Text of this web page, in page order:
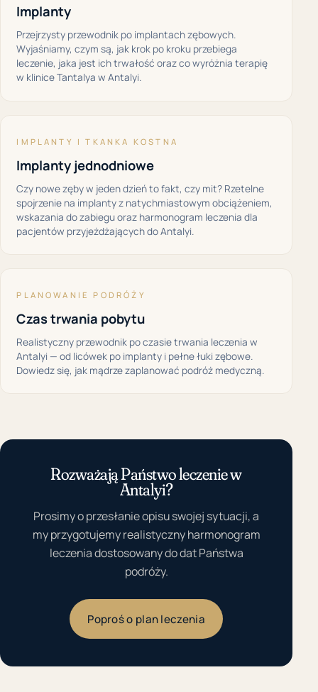
Implanty
Przejrzysty przewodnik po implantach zębowych.
Wyjaśniamy, czym są, jak krok po kroku przebiega
leczenie, jaka jest ich trwałość oraz co wyróżnia terapię
w klinice Tantalya w Antalyi.
IMPLANTY I TKANKA KOSTNA
Implanty jednodniowe
Czy nowe zęby w jeden dzień to fakt, czy mit? Rzetelne
spojrzenie na implanty z natychmiastowym obciążeniem,
wskazania do zabiegu oraz harmonogram leczenia dla
pacjentów przyjeżdżających do Antalyi.
PLANOWANIE PODRÓŻY
Czas trwania pobytu
Realistyczny przewodnik po czasie trwania leczenia w
Antalyi — od licówek po implanty i pełne łuki zębowe.
Dowiedz się, jak mądrze zaplanować podróż medyczną.
Rozważają Państwo leczenie w
Antalyi?
Prosimy o przesłanie opisu swojej sytuacji, a
my przygotujemy realistyczny harmonogram
leczenia dostosowany do dat Państwa
podróży.
Poproś o plan leczenia